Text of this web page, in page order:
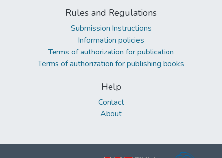
Rules and Regulations
Submission Instructions
Information policies
Terms of authorization for publication
Terms of authorization for publishing books
Help
Contact
About